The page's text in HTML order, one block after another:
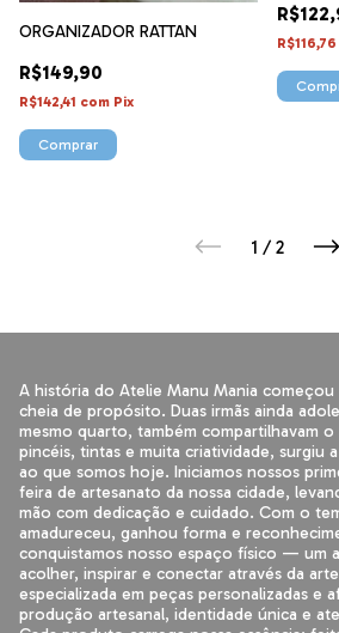
ORGANIZADOR RATTAN
R$149,90
R$142,41 com Pix
Comprar
R$116,76
1 / 2
A história do Atelie Manu Mania começou
cheia de propósito. Duas irmãs ainda
mesmo quarto, também compartilhavam
pincéis, tintas e muita criatividade, surgiu
ao que somos hoje. Iniciamos nossos
feira de artesanato da nossa cidade,
mão com dedicação e cuidado. Com o
amadureceu, ganhou forma e
conquistamos nosso espaço físico — um
acolher, inspirar e conectar através da
especializada em peças personalizadas e
produção artesanal, identidade única e